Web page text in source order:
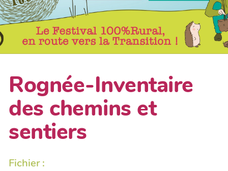
r
Rognée-Inventaire
des chemins et
sentiers
Fichier :